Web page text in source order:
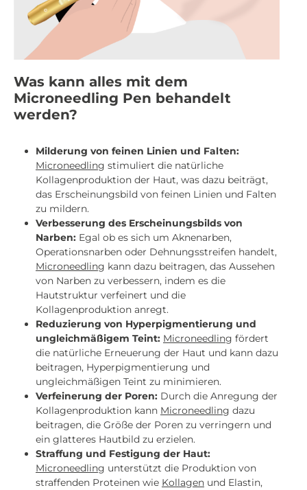
Was kann alles mit dem
Microneedling Pen behandelt
werden?
Milderung von feinen Linien und Falten:
Microneedling stimuliert die natürliche
Kollagenproduktion der Haut, was dazu beiträgt,
das Erscheinungsbild von feinen Linien und Falten
zu mildern.
Verbesserung des Erscheinungsbilds von
Narben: Egal ob es sich um Aknenarben,
Operationsnarben oder Dehnungsstreifen handelt,
Microneedling kann dazu beitragen, das Aussehen
von Narben zu verbessern, indem es die
Hautstruktur verfeinert und die
Kollagenproduktion anregt.
Reduzierung von Hyperpigmentierung und
ungleichmäßigem Teint: Microneedling fördert
die natürliche Erneuerung der Haut und kann dazu
beitragen, Hyperpigmentierung und
ungleichmäßigen Teint zu minimieren.
Verfeinerung der Poren: Durch die Anregung der
Kollagenproduktion kann Microneedling dazu
beitragen, die Größe der Poren zu verringern und
ein glatteres Hautbild zu erzielen.
Straffung und Festigung der Haut:
Microneedling unterstützt die Produktion von
straffenden Proteinen wie Kollagen und Elastin,